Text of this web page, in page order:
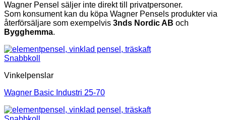
Wagner Pensel säljer inte direkt till privatpersoner.
Som konsument kan du köpa Wagner Pensels produkter via
återförsäljare som exempelvis 3nds Nordic AB och
Bygghemma.
Snabbkoll
Vinkelpenslar
Wagner Basic Industri 25-70